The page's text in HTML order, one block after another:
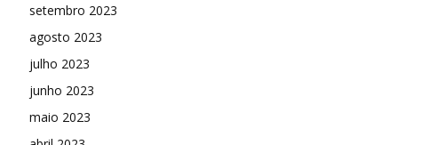
setembro 2023
agosto 2023
julho 2023
junho 2023
maio 2023